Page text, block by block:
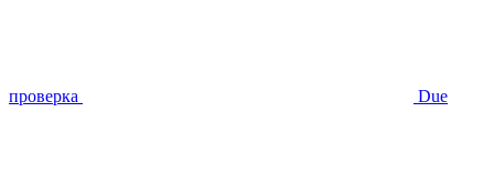
проверка Due